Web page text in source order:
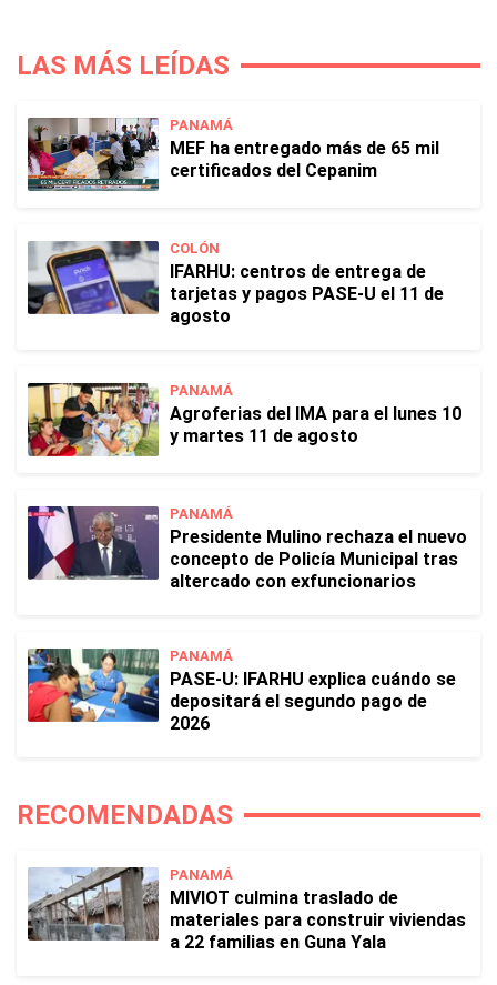
LAS MÁS LEÍDAS
PANAMÁ
MEF ha entregado más de 65 mil
certificados del Cepanim
COLÓN
IFARHU: centros de entrega de
tarjetas y pagos PASE-U el 11 de
agosto
PANAMÁ
Agroferias del IMA para el lunes 10
y martes 11 de agosto
PANAMÁ
Presidente Mulino rechaza el nuevo
concepto de Policía Municipal tras
altercado con exfuncionarios
PANAMÁ
PASE-U: IFARHU explica cuándo se
depositará el segundo pago de
2026
RECOMENDADAS
PANAMÁ
MIVIOT culmina traslado de
materiales para construir viviendas
a 22 familias en Guna Yala